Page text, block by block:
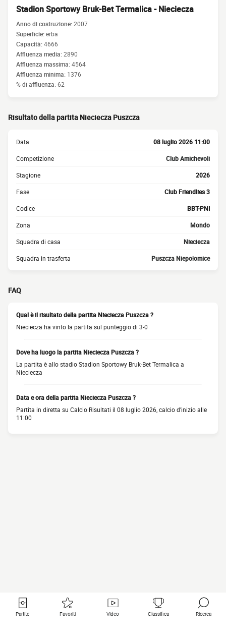
Stadion Sportowy Bruk-Bet Termalica - Nieciecza
Anno di costruzione:2007
Superficie:erba
Capacità:4666
Affluenza media:2890
Affluenza massima:4564
Affluenza minima: 1376
% di affluenza:62
Risultato della partita Nieciecza Puszcza
Data 08 luglio 2026 11:00
Competizione Club Amichevoli
Stagione 2026
Fase Club Friendlies 3
Codice BBT-PNI
Zona Mondo
Squadra di casa Nieciecza
Squadra in trasferta Puszcza Niepołomice
FAQ
Qual è il risultato della partita Nieciecza Puszcza ?
Nieciecza ha vinto la partita sul punteggio di 3-0
Dove ha luogo la partita Nieciecza Puszcza ?
La partita è allo stadio Stadion Sportowy Bruk-Bet Termalica a
Nieciecza
Data e ora della partita Nieciecza Puszcza ?
Partita in diretta su Calcio Risultati il 08 luglio 2026, calcio d'inizio alle
11:00
Partite Favoriti Video Classifica Ricerca